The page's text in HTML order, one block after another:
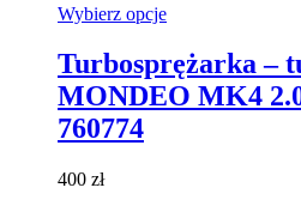
Wybierz opcjeTen
ma
wiele
wariantów.
Turbosprężarka –
MONDEO MK4
760774
400 zł